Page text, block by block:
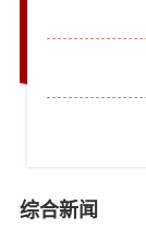
综合新闻